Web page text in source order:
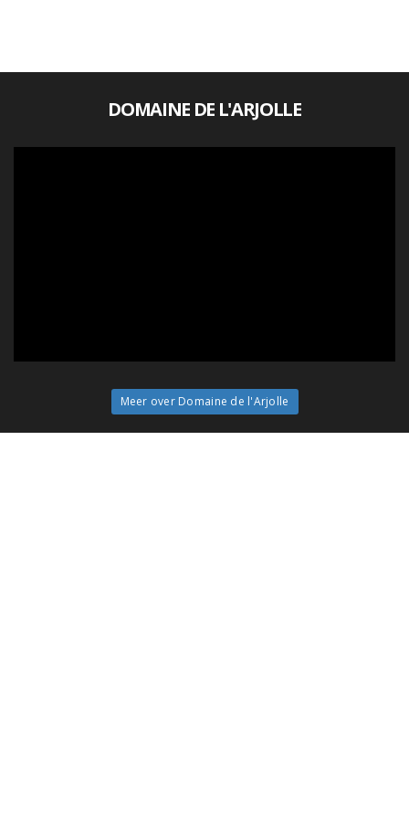
DOMAINE DE L'ARJOLLE
Meer over Domaine de l'Arjolle